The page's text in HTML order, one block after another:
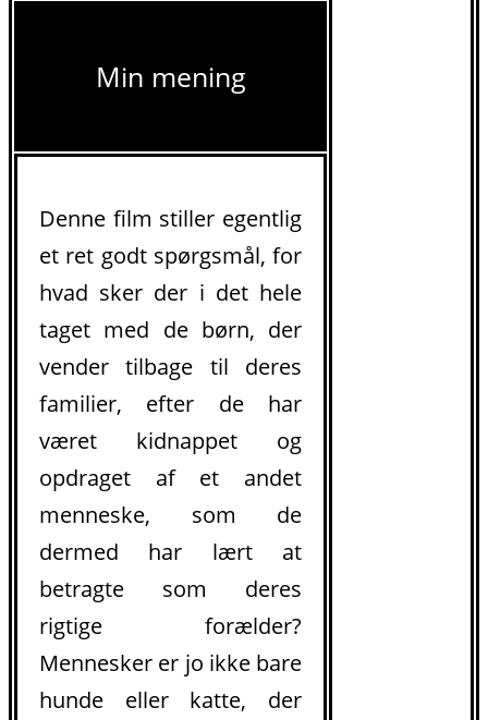
Min mening
Denne film stiller egentlig
et ret godt spørgsmål, for
hvad sker der i det hele
taget med de børn, der
vender tilbage til deres
familier, efter de har
været kidnappet og
opdraget af et andet
menneske, som de
dermed har lært at
betragte som deres
rigtige forælder?
Mennesker er jo ikke bare
hunde eller katte, der